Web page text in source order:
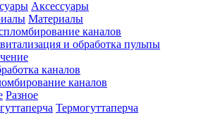
Аксессуары
Материалы
каналов
и обработка пульпы
каналов
каналов
Разное
Термогуттаперча